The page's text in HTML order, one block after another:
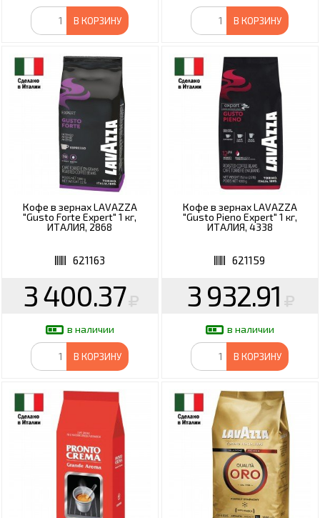
В КОРЗИНУ В КОРЗИНУ
Кофе в зернах LAVAZZA
"Gusto Forte Expert" 1 кг,
ИТАЛИЯ, 2868
621163
3 400.37
в наличии
В КОРЗИНУ
Кофе в зернах LAVAZZA
"Gusto Pieno Expert" 1 кг,
ИТАЛИЯ, 4338
621159
3 932.91
в наличии
В КОРЗИНУ